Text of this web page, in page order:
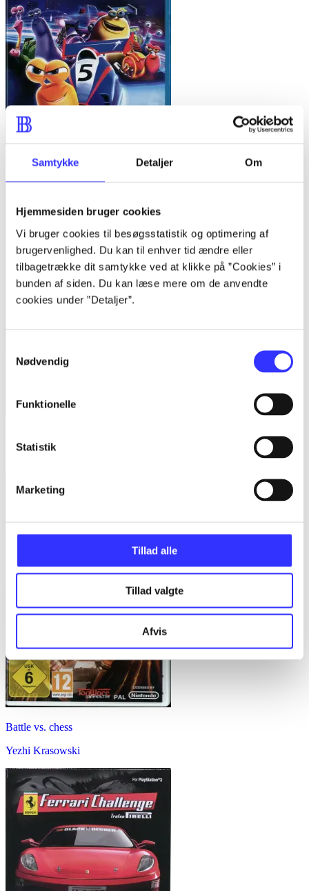
Samtykke Detaljer Om
Hjemmesiden bruger cookies
Vi bruger cookies til besøgsstatistik og optimering af
brugervenlighed. Du kan til enhver tid ændre eller
tilbagetrække dit samtykke ved at klikke på ”Cookies” i
bunden af siden. Du kan læse mere om de anvendte
cookies under ”Detaljer”.
Nødvendig
Funktionelle
Statistik
Marketing
Tillad alle
Tillad valgte
Afvis
Turbo - Super Stunt Squad
Battle vs. chess
Yezhi Krasowski